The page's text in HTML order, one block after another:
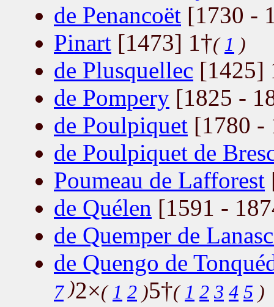
de Penancoët [1730 -
Pinart [1473] 1†( 1 )
de Plusquellec [1425]
de Pompery [1825 -
de Poulpiquet [1780 -
de Poulpiquet de
Poumeau de Lafforest
de Quélen [1591 -
de Quemper de
de Quengo de
7)2×( 1 2 )5†( 1 2 3 4 5 )